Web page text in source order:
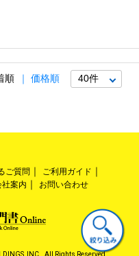
順 価格順
ご質問
ご利用ガイド
社案内 お問い合わせ
INC.. All Rights Reserved